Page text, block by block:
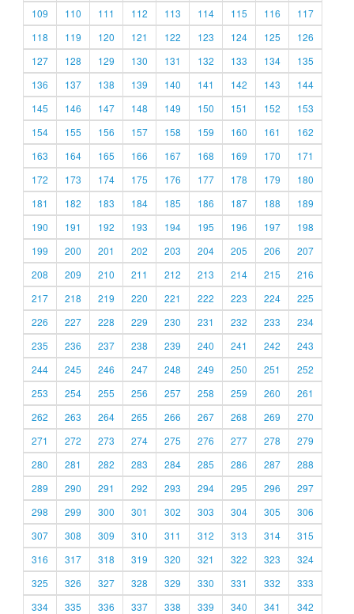
109
110 111 112 113 114 115 116
117
118
119 120 121 122 123 124 125
126
127
128 129 130 131 132 133 134
135
136
137 138 139 140 141 142 143
144
145
146 147 148 149 150 151 152
153
154
155 156 157 158 159 160 161
162
163
164 165 166 167 168 169 170
171
172
173 174 175 176 177 178 179
180
181
182 183 184 185 186 187 188
189
190
191 192 193 194 195 196 197
198
199
200 201 202 203 204 205 206
207
208
209 210 211 212 213 214 215
216
217
218 219 220 221 222 223 224
225
226
227 228 229 230 231 232 233
234
235
236 237 238 239 240 241 242
243
244
245 246 247 248 249 250 251
252
253
254 255 256 257 258 259 260
261
262
263 264 265 266 267 268 269
270
271
272 273 274 275 276 277 278
279
280
281 282 283 284 285 286 287
288
289
290 291 292 293 294 295 296
297
298
299 300 301 302 303 304 305
306
307
308 309 310 311 312 313 314
315
316
317 318 319 320 321 322 323
324
325
326 327 328 329 330 331 332
333
334
335 336 337 338 339 340 341 342